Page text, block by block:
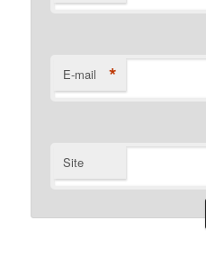
E-mail *
Site